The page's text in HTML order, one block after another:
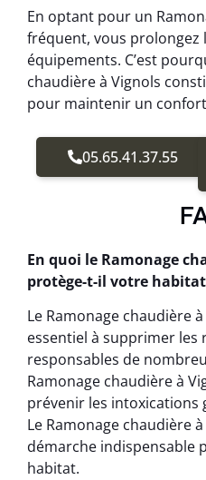
En optant pour un
fréquent, vous prolongez
équipements. C’est
chaudière à Vignols
pour maintenir un
05.65.41.37.55
En quoi le Ramonage
protège-t-il votre
Le Ramonage chaudière
essentiel à supprimer les
responsables de
Ramonage chaudière à
prévenir les intoxications
Le Ramonage chaudière
démarche indispensable
habitat.